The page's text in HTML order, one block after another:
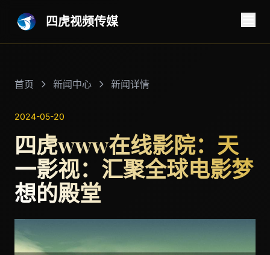
四虎视频传媒
首页 新闻中心 新闻详情
2024-05-20
四虎www在线影院：天
一影视：汇聚全球电影梦
想的殿堂